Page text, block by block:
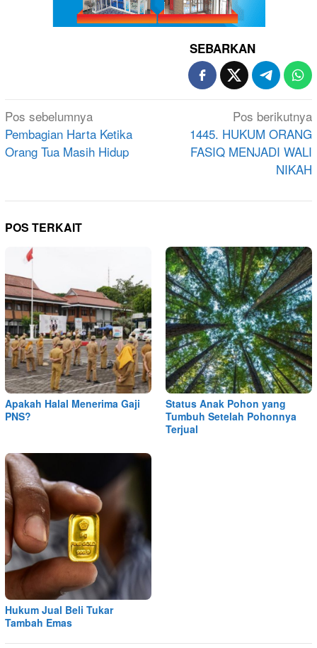
SEBARKAN
Navigasi
pos
Pos sebelumnya
Pembagian Harta Ketika
Orang Tua Masih Hidup
Pos berikutnya
1445. HUKUM ORANG
FASIQ MENJADI WALI
NIKAH
POS TERKAIT
Apakah Halal Menerima Gaji
PNS?
Status Anak Pohon yang
Tumbuh Setelah Pohonnya
Terjual
Hukum Jual Beli Tukar
Tambah Emas